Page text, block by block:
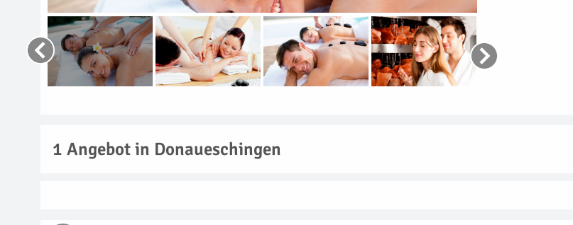
1 Angebot in Donaueschingen